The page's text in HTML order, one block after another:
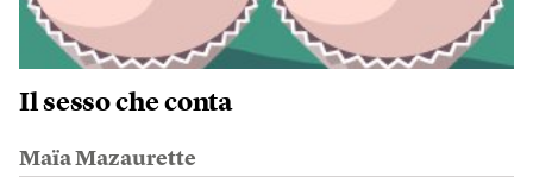
Il sesso che conta
Maïa Mazaurette